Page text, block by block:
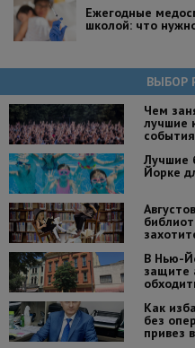
Ежегодные
школой: что
ВЫБОР
Чем
лучшие
события
Лучшие
Йорке
В Нью-
защите
Как
без
привез